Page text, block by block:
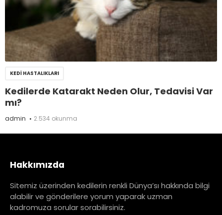
KEDI HASTALIKLARI
Kedilerde Katarakt Neden Olur, Tedavisi Var
mı?
admin 2.534 okunma
Hakkımızda
Sitemiz üzerinden kedilerin renkli Dünya’sı hakkında bilgi
alabilir ve gönderilere yorum yaparak uzman
kadromuza sorular sorabilirsiniz.